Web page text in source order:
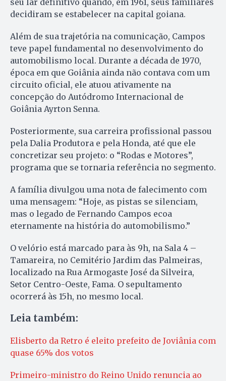
decidiram se estabelecer na capital goiana.
Além de sua trajetória na comunicação, Campos
teve papel fundamental no desenvolvimento do
automobilismo local. Durante a década de 1970,
época em que Goiânia ainda não contava com um
circuito oficial, ele atuou ativamente na
concepção do Autódromo Internacional de
Goiânia Ayrton Senna.
Posteriormente, sua carreira profissional passou
pela Dalia Produtora e pela Honda, até que ele
concretizar seu projeto: o “Rodas e Motores”,
programa que se tornaria referência no segmento.
A família divulgou uma nota de falecimento com
uma mensagem: “Hoje, as pistas se silenciam,
mas o legado de Fernando Campos ecoa
eternamente na história do automobilismo.”
O velório está marcado para às 9h, na Sala 4 –
Tamareira, no Cemitério Jardim das Palmeiras,
localizado na Rua Armogaste José da Silveira,
Setor Centro-Oeste, Fama. O sepultamento
ocorrerá às 15h, no mesmo local.
Leia também:
Elisberto da Retro é eleito prefeito de Joviânia com
quase 65% dos votos
Primeiro-ministro do Reino Unido renuncia ao